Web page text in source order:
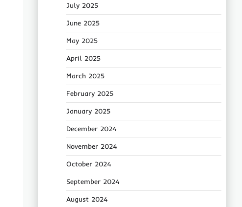
July 2025
June 2025
May 2025
April 2025
March 2025
February 2025
January 2025
December 2024
November 2024
October 2024
September 2024
August 2024